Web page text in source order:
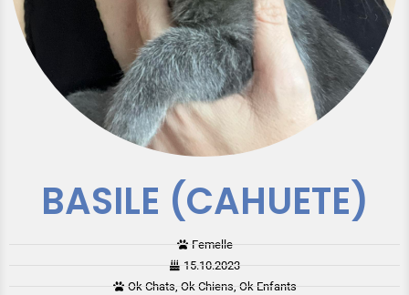
BASILE (CAHUETE)
Femelle
15.10.2023
Ok Chats, Ok Chiens, Ok Enfants